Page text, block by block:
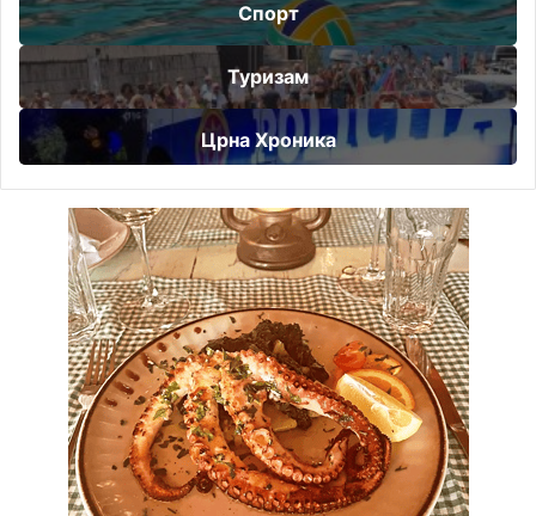
Спорт
Туризам
Црна Хроника